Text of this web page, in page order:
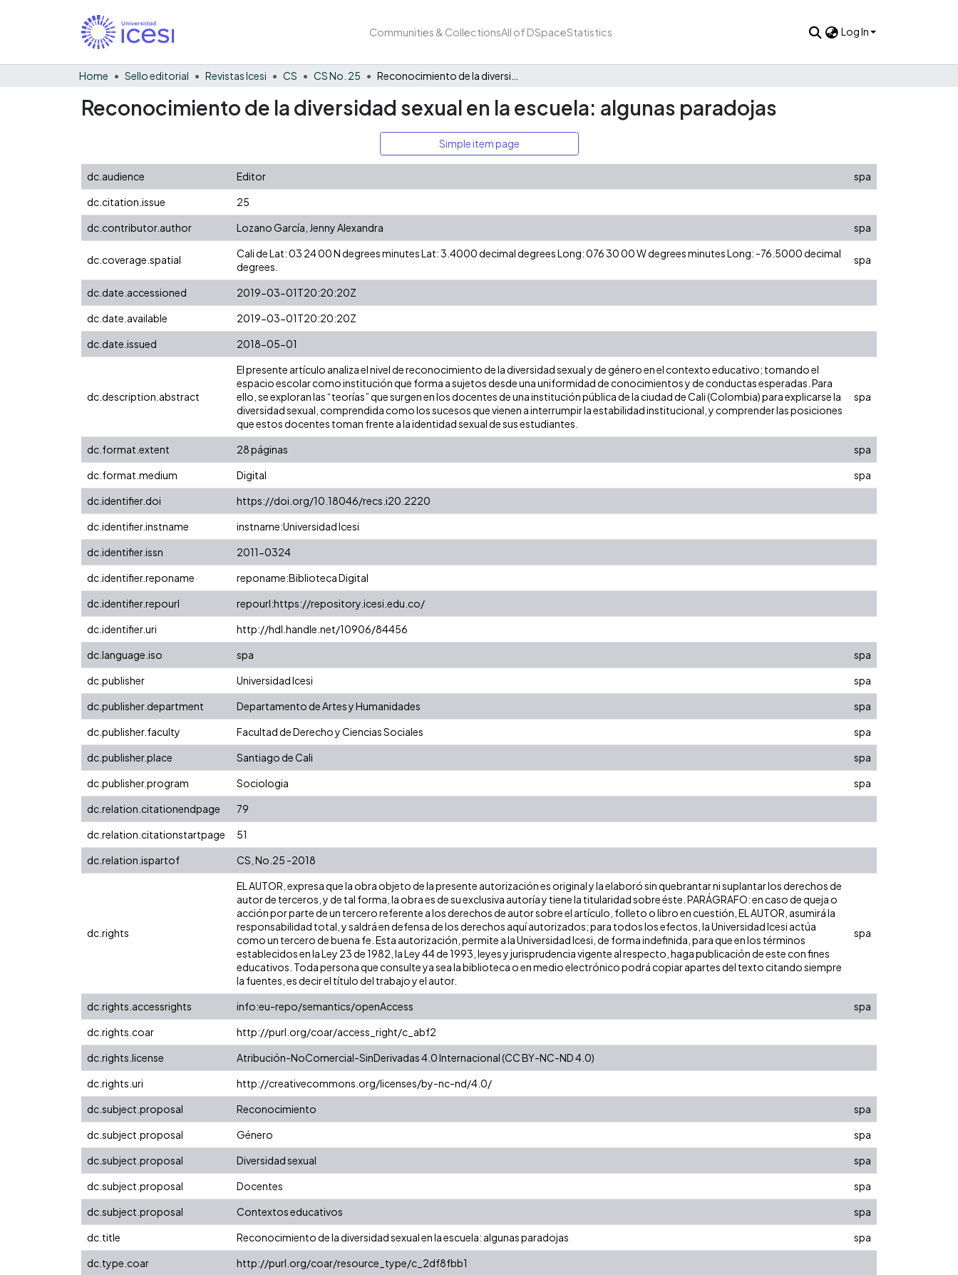
Communities & CollectionsAll of DSpaceStatistics Log In
Home Sello editorial Revistas Icesi CS CS No. 25
Reconocimiento de la diversidad sexual en la escuela: algunas paradojas
Simple item page
dc.audience Editor
spa
dc.citation.issue
25
dc.contributor.author
Lozano García, Jenny Alexandra spa
dc.coverage.spatial
Cali de Lat: 03 24 00 N degrees minutes Lat: 3.4000 decimal degrees Long: 076 30 00 W degrees minutes Long: -76.5000 decimal
degrees.
spa
dc.date.accessioned
2019-03-01T20:20:20Z
dc.date.available
2019-03-01T20:20:20Z
dc.date.issued
2018-05-01
dc.description.abstract
El presente artículo analiza el nivel de reconocimiento de la diversidad sexual y de género en el contexto educativo; tomando el
espacio escolar como institución que forma a sujetos desde una uniformidad de conocimientos y de conductas esperadas. Para
ello, se exploran las “teorías” que surgen en los docentes de una institución pública de la ciudad de Cali (Colombia) para explicarse la
diversidad sexual, comprendida como los sucesos que vienen a interrumpir la estabilidad institucional, y comprender las posiciones
que estos docentes toman frente a la identidad sexual de sus estudiantes.
spa
dc.format.extent 28 páginas
spa
dc.format.medium
Digital
spa
dc.identifier.doi
https://doi.org/10.18046/recs.i20.2220
dc.identifier.instname
instname:Universidad Icesi
dc.identifier.issn
2011-0324
dc.identifier.reponame
reponame:Biblioteca Digital
dc.identifier.repourl
repourl:https://repository.icesi.edu.co/
dc.identifier.uri
http://hdl.handle.net/10906/84456
dc.language.iso
spa
spa
dc.publisher
Universidad Icesi
spa
dc.publisher.department
Departamento de Artes y Humanidades
spa
dc.publisher.faculty
Facultad de Derecho y Ciencias Sociales
spa
dc.publisher.place
Santiago de Cali
spa
dc.publisher.program
Sociologia
spa
dc.relation.citationendpage
79
dc.relation.citationstartpage
51
dc.relation.ispartof
CS, No.25 -2018
dc.rights
EL AUTOR, expresa que la obra objeto de la presente autorización es original y la elaboró sin quebrantar ni suplantar los derechos de
autor de terceros, y de tal forma, la obra es de su exclusiva autoría y tiene la titularidad sobre éste. PARÁGRAFO: en caso de queja o
acción por parte de un tercero referente a los derechos de autor sobre el artículo, folleto o libro en cuestión, EL AUTOR, asumirá la
responsabilidad total, y saldrá en defensa de los derechos aquí autorizados; para todos los efectos, la Universidad Icesi actúa
como un tercero de buena fe. Esta autorización, permite a la Universidad Icesi, de forma indefinida, para que en los términos
establecidos en la Ley 23 de 1982, la Ley 44 de 1993, leyes y jurisprudencia vigente al respecto, haga publicación de este con fines
educativos. Toda persona que consulte ya sea la biblioteca o en medio electrónico podrá copiar apartes del texto citando siempre
la fuentes, es decir el título del trabajo y el autor.
spa
dc.rights.accessrights info:eu-repo/semantics/openAccess
spa
dc.rights.coar
http://purl.org/coar/access_right/c_abf2
dc.rights.license
Atribución-NoComercial-SinDerivadas 4.0 Internacional (CC BY-NC-ND 4.0)
dc.rights.uri
http://creativecommons.org/licenses/by-nc-nd/4.0/
dc.subject.proposal
Reconocimiento
spa
dc.subject.proposal
Género
spa
dc.subject.proposal
Diversidad sexual
spa
dc.subject.proposal
Docentes
spa
dc.subject.proposal
Contextos educativos
spa
dc.title
Reconocimiento de la diversidad sexual en la escuela: algunas paradojas
spa
dc.type.coar
http://purl.org/coar/resource_type/c_2df8fbb1